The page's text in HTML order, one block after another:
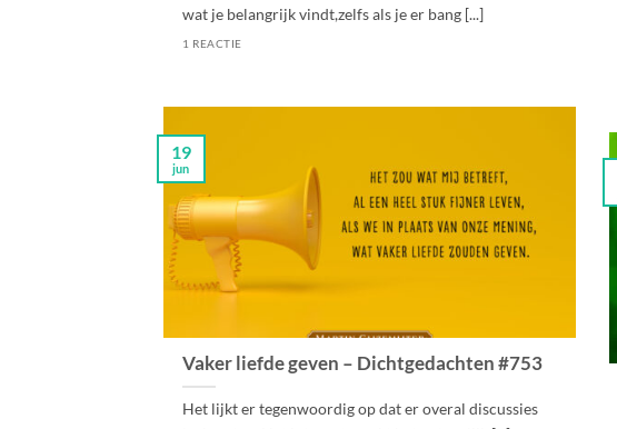
wat je belangrijk vindt,zelfs als je er bang [...]
1 REACTIE
Vaker liefde geven – Dichtgedachten #753
Het lijkt er tegenwoordig op dat er overal discussies
19
jun